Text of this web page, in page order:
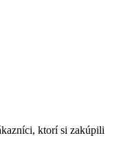
ktorí si zakúpili